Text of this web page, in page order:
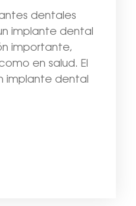
dentales
implante dental
importante,
en salud. El
implante dental